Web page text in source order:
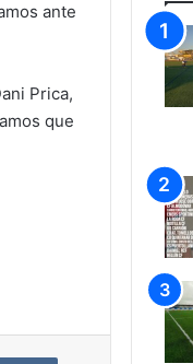
ante
Prica,
que